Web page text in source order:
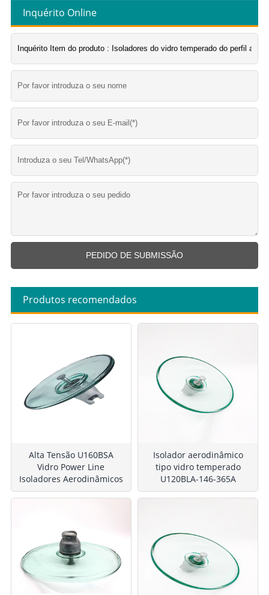
Inquérito Online
Produtos recomendados
Alta Tensão U160BSA
Vidro Power Line
Isoladores Aerodinâmicos
Isolador aerodinâmico
tipo vidro temperado
U120BLA-146-365A